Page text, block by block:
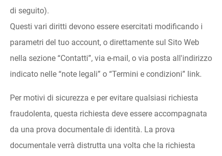
di seguito).
Questi vari diritti devono essere esercitati modificando i
parametri del tuo account, o direttamente sul Sito Web
nella sezione “Contatti”, via e-mail, o via posta all'indirizzo
indicato nelle “note legali” o “Termini e condizioni” link.
Per motivi di sicurezza e per evitare qualsiasi richiesta
fraudolenta, questa richiesta deve essere accompagnata
da una prova documentale di identità. La prova
documentale verrà distrutta una volta che la richiesta